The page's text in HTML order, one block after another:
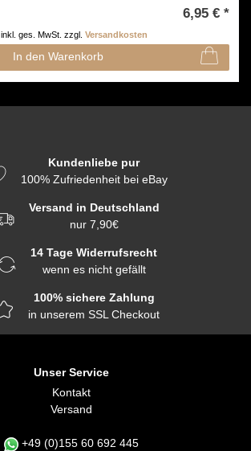
6,95 € *
In den Warenkorb
inkl. ges. MwSt. zzgl. Versandkosten
Kundenliebe pur
100% Zufriedenheit bei eBay
Versand in Deutschland
nur 7,90€
14 Tage Widerrufsrecht
wenn es nicht gefällt
100% sichere Zahlung
in unserem SSL Checkout
Unser Service
Kontakt
Versand
+49 (0)155 60 692 445